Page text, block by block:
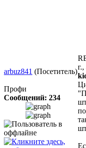
arbuz841 (Посетитель)
Профи
Сообщений: 234